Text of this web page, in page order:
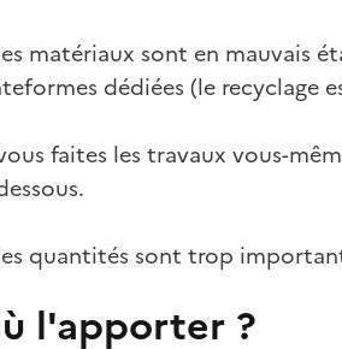
matériaux sont en mauvais
dédiées (le recyclage
faites les travaux vous-
quantités sont trop
l'apporter ?